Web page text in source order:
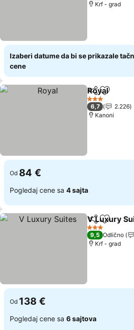
Krf - grad
Izaberi datume da bi se prikazale
cene
Deli Dodati
Royal
3 Zvezdice
6,7
2.226
Kanoni
Od 84 €
Pogledaj cene sa 4 sajta
Deli Dodati
V Luxury
3 Zvezdice
9,5 Odlično
Krf - grad
Od 138 €
Pogledaj cene sa 6 sajtova